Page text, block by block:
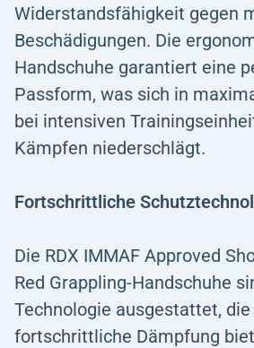
Widerstandsfähigkeit gegen
Beschädigungen. Die
Handschuhe garantiert eine
Passform, was sich in
bei intensiven
Kämpfen niederschlägt.
Fortschrittliche
Die RDX IMMAF Approved
Red Grappling-Handschuhe
Technologie ausgestattet, die
fortschrittliche Dämpfung